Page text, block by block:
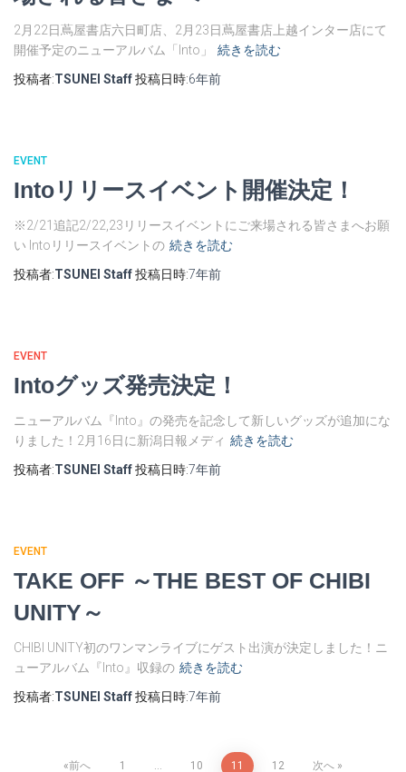
2月22日蔦屋書店六日町店、2月23日蔦屋書店上越インター店にて
開催予定のニューアルバム「Into」
続きを読む
投稿者:TSUNEI Staff投稿日時:6年前
EVENT
Intoリリースイベント開催決定！
※2/21追記2/22,23リリースイベントにご来場される皆さまへお願
い Intoリリースイベントの 続きを読む
投稿者:TSUNEI Staff投稿日時:7年前
EVENT
Intoグッズ発売決定！
ニューアルバム『Into』の発売を記念して新しいグッズが追加にな
りました！2月16日に新潟日報メディ 続きを読む
投稿者:TSUNEI Staff投稿日時:7年前
EVENT
TAKE OFF ～THE BEST OF CHIBI
UNITY～
CHIBI UNITY初のワンマンライブにゲスト出演が決定しました！ニ
ューアルバム『Into』収録の 続きを読む
投稿者:TSUNEI Staff投稿日時:7年前
前へ 1 … 10 11 12 次へ